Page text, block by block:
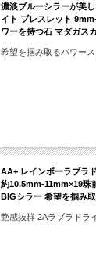
濃淡ブルーシラーが美
イト ブレスレット
ワーを持つ石 マダガス
希望を掴み取るパワー
AA+ レインボーラブラ
約10.5mm-11mm×19珠
BIGシラー 希望を掴み
艶感抜群 2Aラブラドラ